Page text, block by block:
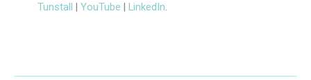
Tunstall
YouTube LinkedIn.